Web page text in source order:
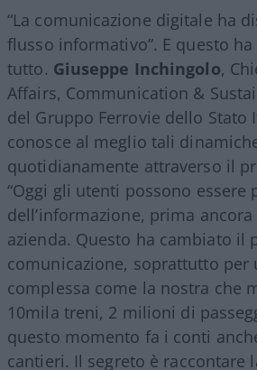
“La comunicazione digitale ha
flusso informativo”. E questo
tutto. Giuseppe Inchingolo,
Affairs, Communication &
del Gruppo Ferrovie dello Stato
conosce al meglio tali
quotidianamente attraverso il
“Oggi gli utenti possono essere
dell’informazione, prima
azienda. Questo ha cambiato il
comunicazione, soprattutto per
complessa come la nostra che
10mila treni, 2 milioni di
questo momento fa i conti
cantieri. Il segreto è raccontare